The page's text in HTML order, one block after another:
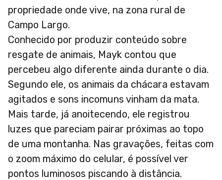
propriedade onde vive, na zona rural de
Campo Largo.
Conhecido por produzir conteúdo sobre
resgate de animais, Mayk contou que
percebeu algo diferente ainda durante o dia.
Segundo ele, os animais da chácara estavam
agitados e sons incomuns vinham da mata.
Mais tarde, já anoitecendo, ele registrou
luzes que pareciam pairar próximas ao topo
de uma montanha. Nas gravações, feitas com
o zoom máximo do celular, é possível ver
pontos luminosos piscando à distância.